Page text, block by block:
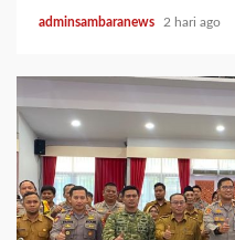
adminsambaranews 2 hari ago